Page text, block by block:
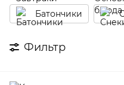
Батончики
Фильтр